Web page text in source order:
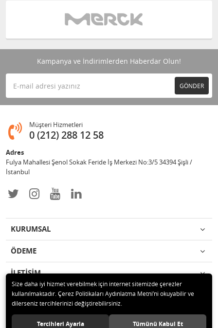
Kampanya ve İndirimlerden Haberdar Olun!
GÖNDER
Müşteri Hizmetleri
0 (212) 288 12 58
Adres
Fulya Mahallesi Şenol Sokak Feride İş Merkezi No:3/5 34394 Şişli /
İstanbul
KURUMSAL
ÖDEME
İLETİŞİM
© 2019 Enotek Mühendislik ve Danışmalık Hizm. San. ve Tic. A.Ş. Tüm
hakları saklıdır.
Size daha iyi hizmet verebilmek için internet sitemizde çerezler
kullanılmaktadır. Çerez Politikaları Aydınlatma Metni’ni okuyabilir ve
dilerseniz tercihlerinizi değiştirebilirsiniz.
Tercihleri Ayarla Tümünü Kabul Et